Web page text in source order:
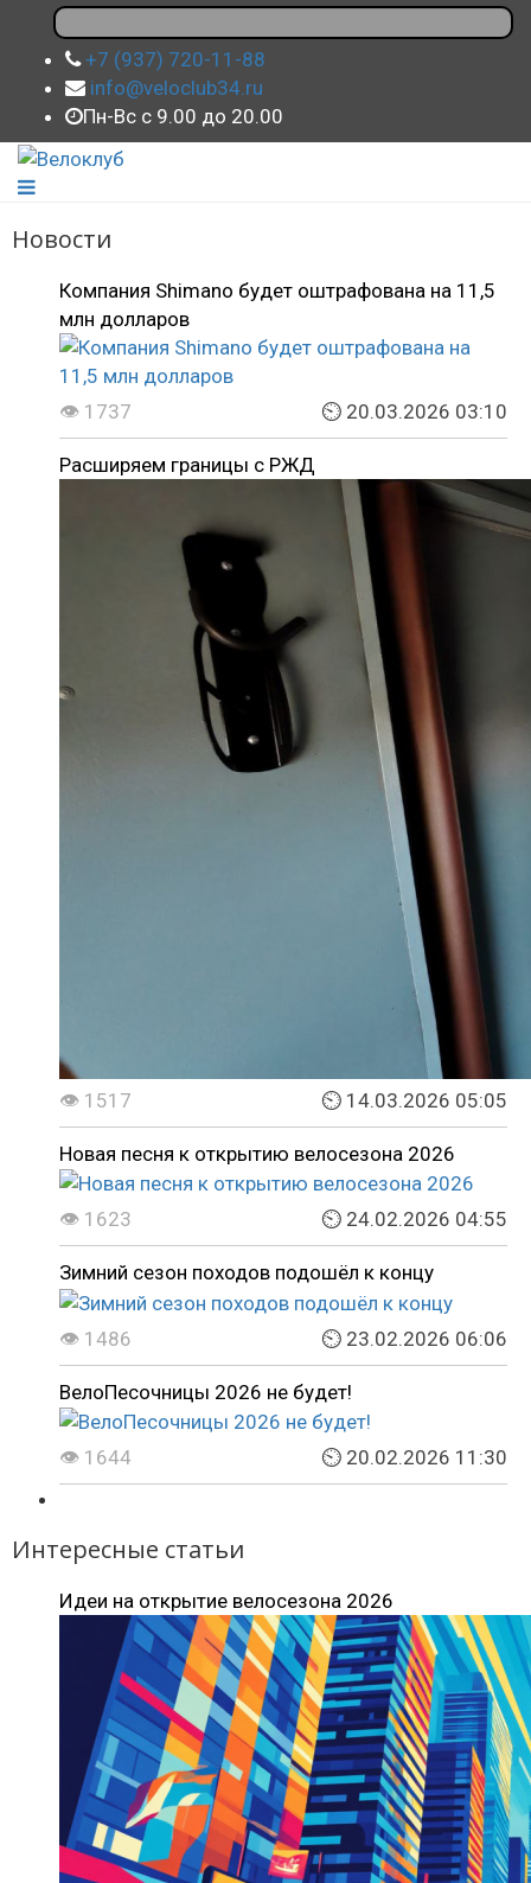
+7 (937) 720-11-88
info@veloclub34.ru
Пн-Вс с 9.00 до 20.00
Новости
Компания Shimano будет оштрафована на 11,5
млн долларов
👁 1737 ⏲ 20.03.2026 03:10
Расширяем границы с РЖД
👁 1517 ⏲ 14.03.2026 05:05
Новая песня к открытию велосезона 2026
👁 1623 ⏲ 24.02.2026 04:55
Зимний сезон походов подошёл к концу
👁 1486 ⏲ 23.02.2026 06:06
ВелоПесочницы 2026 не будет!
👁 1644 ⏲ 20.02.2026 11:30
Интересные статьи
Идеи на открытие велосезона 2026